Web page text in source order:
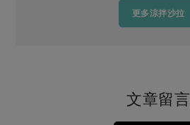
更多涼拌沙拉
文章留言